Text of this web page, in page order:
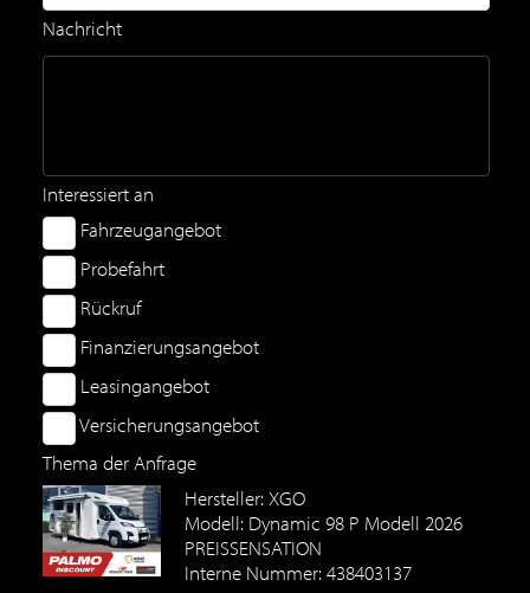
Nachricht
Interessiert an
Fahrzeugangebot
Probefahrt
Rückruf
Finanzierungsangebot
Leasingangebot
Versicherungsangebot
Thema der Anfrage
Hersteller: XGO
Modell: Dynamic 98 P Modell 2026
PREISSENSATION
Interne Nummer: 438403137